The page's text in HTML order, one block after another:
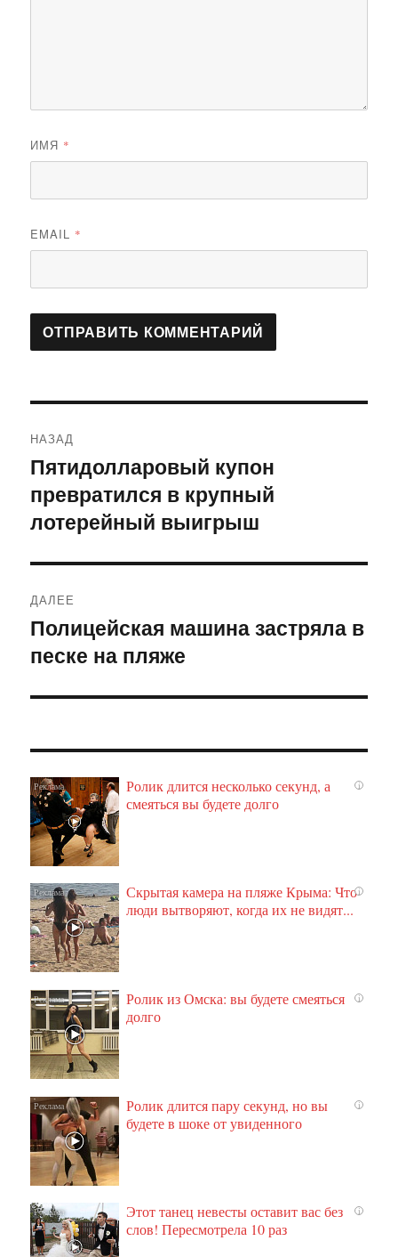
ИМЯ *
EMAIL *
по
записям
НАЗАД
Предыдущая
запись:
Пятидолларовый купон
превратился в крупный
лотерейный выигрыш
ДАЛЕЕ
Следующая
запись:
Полицейская машина застряла в
песке на пляже
i
Ролик длится несколько секунд, а
смеяться вы будете долго
i
Скрытая камера на пляже Крыма: Что
люди вытворяют, когда их не видят...
i
Ролик из Омска: вы будете смеяться
долго
i
Ролик длится пару секунд, но вы
будете в шоке от увиденного
i
Этот танец невесты оставит вас без
слов! Пересмотрела 10 раз